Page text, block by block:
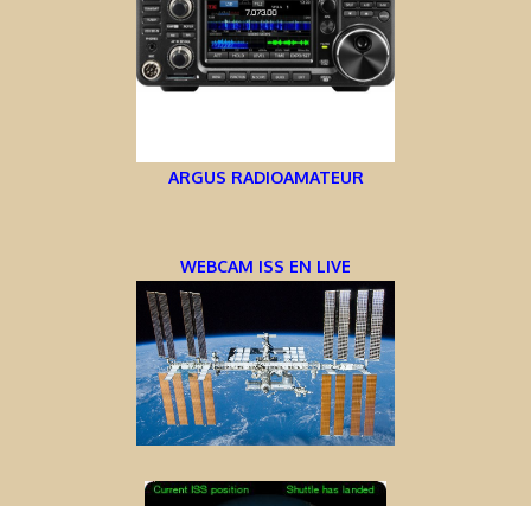
ARGUS RADIOAMATEUR
WEBCAM ISS EN LIVE